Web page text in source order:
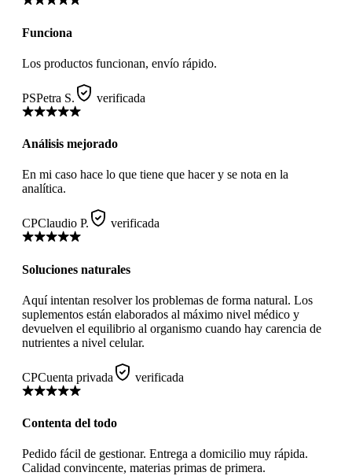
Funciona
Los productos funcionan, envío rápido.
PSPetra S. verificada
Análisis mejorado
En mi caso hace lo que tiene que hacer y se nota en la
analítica.
CPClaudio P. verificada
Soluciones naturales
Aquí intentan resolver los problemas de forma natural. Los
suplementos están elaborados al máximo nivel médico y
devuelven el equilibrio al organismo cuando hay carencia de
nutrientes a nivel celular.
CPCuenta privada verificada
Contenta del todo
Pedido fácil de gestionar. Entrega a domicilio muy rápida.
Calidad convincente, materias primas de primera.